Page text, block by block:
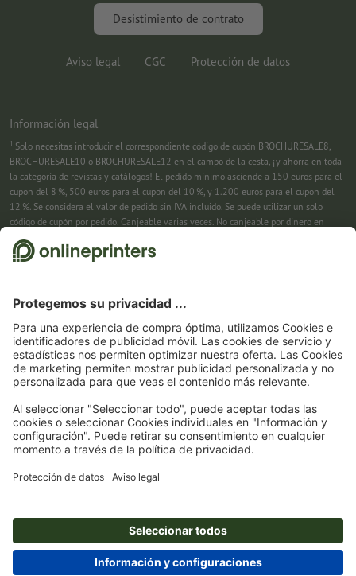
Desistimiento de contrato
Aviso legal CGC Protección de datos
Información legal
1 Solo necesitas introducir el correspondiente código de cupón BROCHURESALE8,
BROCHURESALE10 o BROCHURESALE12 en el campo de la cesta, ¡y ahorra en toda
la categoría de revistas y catálogos! El pedido mínimo asciende a 150 euros para el
cupón del 8 %, 500 euros para el cupón del 10 %, y 1.200 euros para el cupón del
12 %. Se considera el valor de pedido sin IVA incluido. Se puede utilizar un solo
código de cupón por pedido. Canjeable varias veces. No canjeable por dinero en
efectivo. No acumulable con otras promociones. La promoción es válida hasta el
31/08/2026 inclusive.
nuestro boletín. Por supuesto, te puedes dar de baja en cualquier momento. Importe
máximo del descuento: 150 € del valor del pedido (sin IVA). Canjeable sólo una vez.
Sin pedido mínimo. No canjeable por dinero en efectivo. No acumulable con otras
promociones ni códigos de descuento.La validez del cupón es de seis semanas tras
la recepción.
3
cesta, y ahorra en productos seleccionados. Sin pedido mínimo. Canjeable varias
veces. No canjeable por dinero en efectivo. No acumulable con otras promociones.
La promoción es válida hasta el 31/08/2026 inclusive.
productos seleccionados. Sin pedido mínimo. Canjeable varias veces. No canjeable